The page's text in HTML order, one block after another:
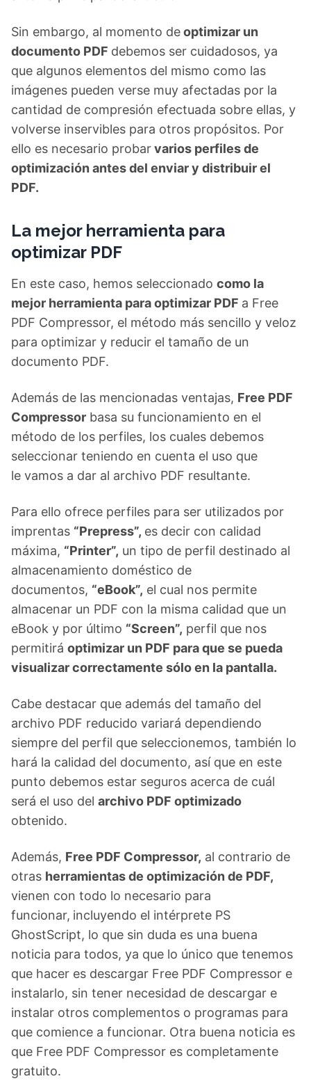
Sin embargo, al momento deoptimizar un
documento PDF debemos ser cuidadosos, ya
que algunos elementos del mismo como las
imágenes pueden verse muy afectadas por la
cantidad de compresión efectuada sobre ellas, y
volverse inservibles para otros propósitos. Por
ello es necesario probarvarios perfiles de
optimización antes del enviar y distribuir el
PDF.
La mejor herramienta para
optimizar PDF
En este caso, hemos seleccionado como la
mejor herramienta para optimizar PDF a Free
PDF Compressor, el método más sencillo y veloz
para optimizar y reducir el tamaño de un
documento PDF.
Además de las mencionadas ventajas, Free PDF
Compressor basa su funcionamiento en el
método de los perfiles, los cuales debemos
seleccionar teniendo en cuenta el uso que
le vamos a dar al archivo PDF resultante.
Para ello ofrece perfiles para ser utilizados por
imprentas “Prepress”, es decir con calidad
máxima, “Printer”, un tipo de perfil destinado al
almacenamiento doméstico de
documentos, “eBook”, el cual nos permite
almacenar un PDF con la misma calidad que un
eBook y por último “Screen”, perfil que nos
permitirá optimizar un PDF para que se pueda
visualizar correctamente sólo en la pantalla.
Cabe destacar que además del tamaño del
archivo PDF reducido variará dependiendo
siempre del perfil que seleccionemos, también lo
hará la calidad del documento, así que en este
punto debemos estar seguros acerca de cuál
será el uso del archivo PDF optimizado
obtenido.
Además, Free PDF Compressor, al contrario de
otras herramientas de optimización de PDF,
vienen con todo lo necesario para
funcionar, incluyendo el intérprete PS
GhostScript, lo que sin duda es una buena
noticia para todos, ya que lo único que tenemos
que hacer es descargar Free PDF Compressor e
instalarlo, sin tener necesidad de descargar e
instalar otros complementos o programas para
que comience a funcionar. Otra buena noticia es
que Free PDF Compressor es completamente
gratuito.